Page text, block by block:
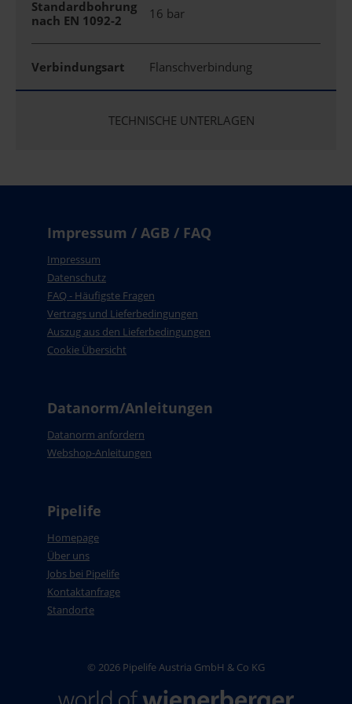
Standardbohrung
nach EN 1092-2
16 bar
Verbindungsart Flanschverbindung
TECHNISCHE UNTERLAGEN
Impressum / AGB / FAQ
Impressum
Datenschutz
FAQ - Häufigste Fragen
Vertrags und Lieferbedingungen
Auszug aus den Lieferbedingungen
Cookie Übersicht
Datanorm/Anleitungen
Datanorm anfordern
Webshop-Anleitungen
Pipelife
Homepage
Über uns
Jobs bei Pipelife
Kontaktanfrage
Standorte
© 2026 Pipelife Austria GmbH & Co KG